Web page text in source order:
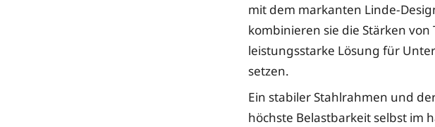
mit dem markanten Linde-
kombinieren sie die Stärken
leistungsstarke Lösung für
setzen.
Ein stabiler Stahlrahmen und
höchste Belastbarkeit selbst im